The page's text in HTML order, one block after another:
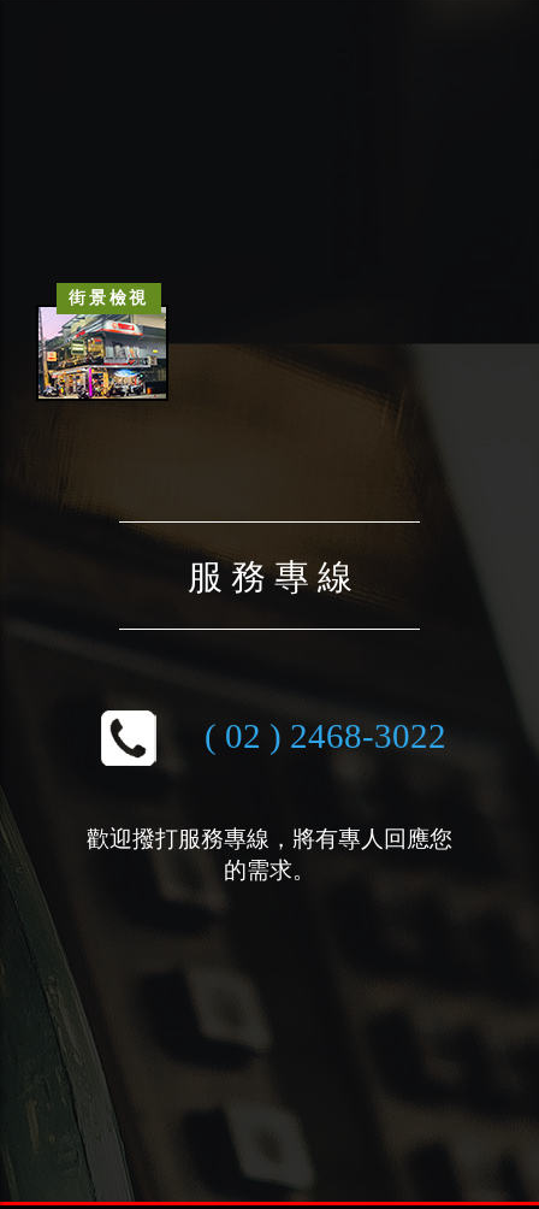
街景檢視
服 務 專 線
( 02 ) 2468-3022
歡迎撥打服務專線，將有專人回應您
的需求。